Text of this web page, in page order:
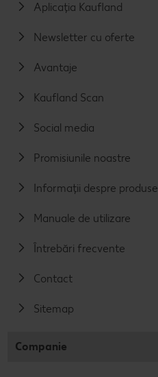
Aplicația Kaufland
Newsletter cu oferte
Avantaje
Kaufland Scan
Social media
Promisiunile noastre
Informații despre produse
Manuale de utilizare
Întrebări frecvente
Contact
Sitemap
Companie